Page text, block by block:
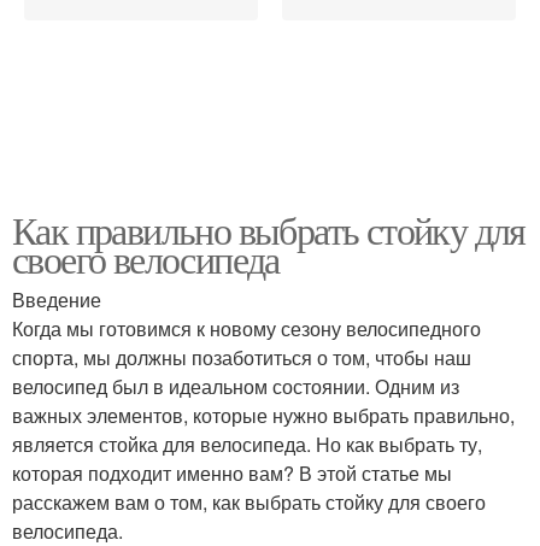
Как правильно выбрать стойку для
своего велосипеда
Введение
Когда мы готовимся к новому сезону велосипедного
спорта, мы должны позаботиться о том, чтобы наш
велосипед был в идеальном состоянии. Одним из
важных элементов, которые нужно выбрать правильно,
является стойка для велосипеда. Но как выбрать ту,
которая подходит именно вам? В этой статье мы
расскажем вам о том, как выбрать стойку для своего
велосипеда.